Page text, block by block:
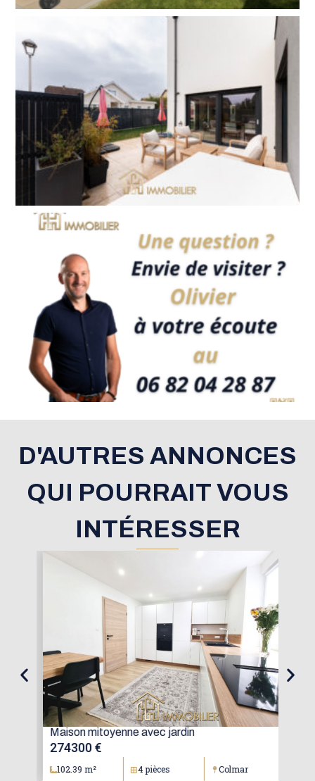
D'AUTRES ANNONCES
QUI POURRAIT VOUS
INTÉRESSER
Maison mitoyenne avec jardin
274300 €
102.39 m² 4 pièces Colmar